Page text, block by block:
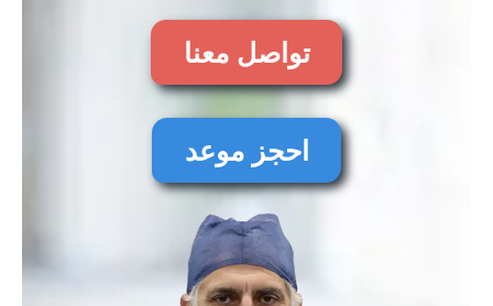
تواصل معنا
احجز موعد